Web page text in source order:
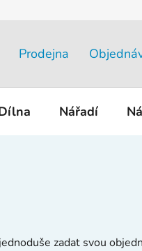
Prodejna
Nářadí
zadat svou